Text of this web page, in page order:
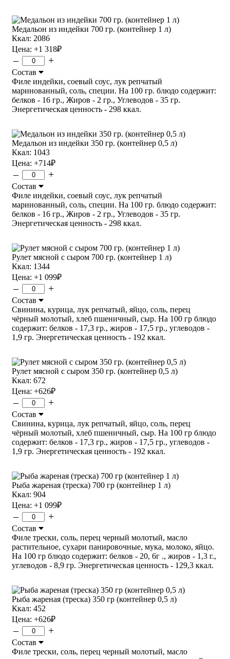
Медальон из индейки 700 гр. (контейнер 1 л)
Ккал: 2086
Цена: +1 318₽
– +
Состав
Филе индейки, соевый соус, лук репчатый
маринованный, соль, специи. На 100 гр. блюдо содержит:
белков - 16 гр., Жиров - 2 гр., Углеводов - 35 гр.
Энергетическая ценность - 298 ккал.
Медальон из индейки 350 гр. (контейнер 0,5 л)
Ккал: 1043
Цена: +714₽
– +
Состав
Филе индейки, соевый соус, лук репчатый
маринованный, соль, специи. На 100 гр. блюдо содержит:
белков - 16 гр., Жиров - 2 гр., Углеводов - 35 гр.
Энергетическая ценность - 298 ккал.
Рулет мясной с сыром 700 гр. (контейнер 1 л)
Ккал: 1344
Цена: +1 099₽
– +
Состав
Свинина, курица, лук репчатый, яйцо, соль, перец
чёрный молотый, хлеб пшеничный, сыр. На 100 гр блюдо
содержит: белков - 17,3 гр., жиров - 17,5 гр., углеводов -
1,9 гр. Энергетическая ценность - 192 ккал.
Рулет мясной с сыром 350 гр. (контейнер 0,5 л)
Ккал: 672
Цена: +626₽
– +
Состав
Свинина, курица, лук репчатый, яйцо, соль, перец
чёрный молотый, хлеб пшеничный, сыр. На 100 гр блюдо
содержит: белков - 17,3 гр., жиров - 17,5 гр., углеводов -
1,9 гр. Энергетическая ценность - 192 ккал.
Рыба жареная (треска) 700 гр (контейнер 1 л)
Ккал: 904
Цена: +1 099₽
– +
Состав
Филе трески, соль, перец черный молотый, масло
растительное, сухари панировочные, мука, молоко, яйцо.
На 100 гр блюдо содержит: белков - 20, 6г ., жиров - 1,3 г.,
углеводов - 8,9 гр. Энергетическая ценность - 129,3 ккал.
Рыба жареная (треска) 350 гр (контейнер 0,5 л)
Ккал: 452
Цена: +626₽
– +
Состав
Филе трески, соль, перец черный молотый, масло